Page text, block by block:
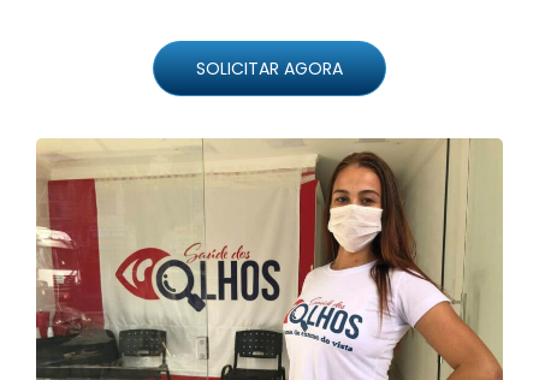
SOLICITAR AGORA